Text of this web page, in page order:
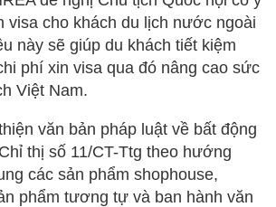
visa cho khách du lịch nước ngoài
này sẽ giúp du khách tiết kiệm
phí xin visa qua đó nâng cao sức
Việt Nam.
văn bản pháp luật về bất động
thị số 11/CT-Ttg theo hướng
các sản phẩm shophouse,
phẩm tương tự và ban hành văn